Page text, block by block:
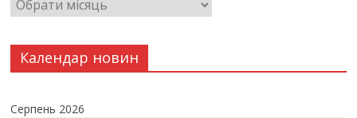
Календар новин
Серпень 2026